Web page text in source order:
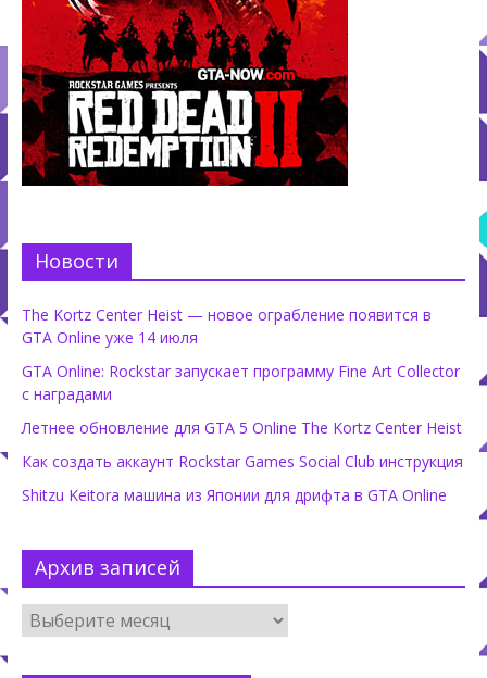
Новости
The Kortz Center Heist — новое ограбление появится в
GTA Online уже 14 июля
GTA Online: Rockstar запускает программу Fine Art Collector
с наградами
Летнее обновление для GTA 5 Online The Kortz Center Heist
Как создать аккаунт Rockstar Games Social Club инструкция
Shitzu Keitora машина из Японии для дрифта в GTA Online
Архив записей